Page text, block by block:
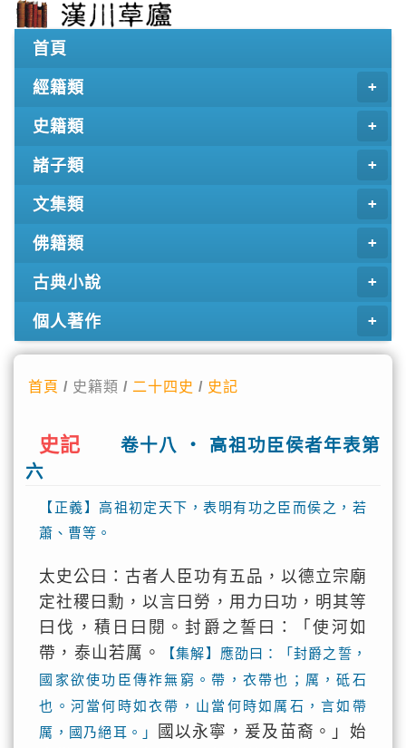
首頁
經籍類
史籍類
諸子類
文集類
佛籍類
古典小說
個人著作
首頁 / 史籍類 / 二十四史 / 史記
史記
卷十八 ‧ 高祖功臣侯者年表第
六
【正義】高祖初定天下，表明有功之臣而侯之，若
蕭、曹等。
太史公曰：古者人臣功有五品，以德立宗廟
定社稷曰勳，以言曰勞，用力曰功，明其等
曰伐，積日曰閱。封爵之誓曰：「使河如
帶，泰山若厲。
【集解】應劭曰：「封爵之誓，
國家欲使功臣傳祚無窮。帶，衣帶也；厲，砥石
也。河當何時如衣帶，山當何時如厲石，言如帶
厲，國乃絕耳。」
國以永寧，爰及苗裔。」始